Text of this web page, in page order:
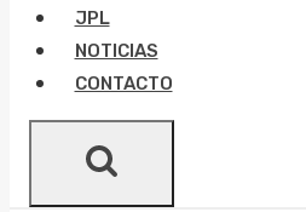
JPL
NOTICIAS
CONTACTO